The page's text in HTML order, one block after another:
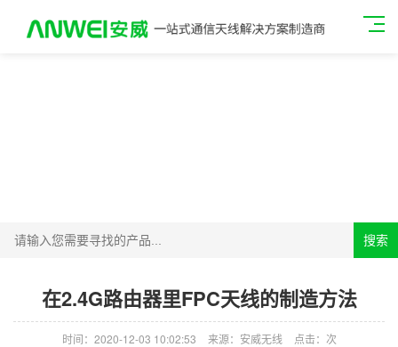
搜索
在2.4G路由器里FPC天线的制造方法
时间：2020-12-03 10:02:53 来源：安威无线 点击： 次